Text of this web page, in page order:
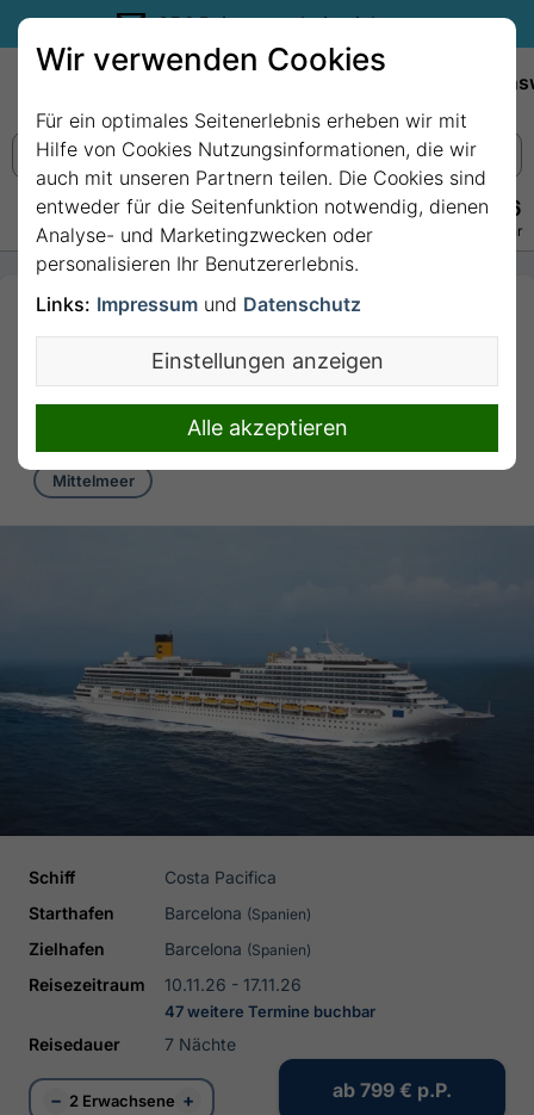
35€ Reisegutschein sichern.
+49 228 3875 7256
Persönlich · Kostenlos · Täglich 08–22 Uhr
7 Nächte - Spanien, Italien,
Frankreich mit Costa
Pacifica
7 Nächte von/bis Barcelona
Mittelmeer
Schiff
Costa Pacifica
Starthafen
Barcelona (Spanien)
Zielhafen Barcelona (Spanien)
Reisezeitraum 10.11.26 - 17.11.26
47 weitere Termine buchbar
Reisedauer 7 Nächte
− 2 Erwachsene + ab 799 € p.P.
Wir verwenden Cookies
Für ein optimales Seitenerlebnis erheben wir mit
Hilfe von Cookies Nutzungsinformationen, die wir
auch mit unseren Partnern teilen. Die Cookies sind
entweder für die Seitenfunktion notwendig, dienen
Analyse- und Marketingzwecken oder
personalisieren Ihr Benutzererlebnis.
Links: Impressum und Datenschutz
Einstellungen anzeigen
Alle akzeptieren